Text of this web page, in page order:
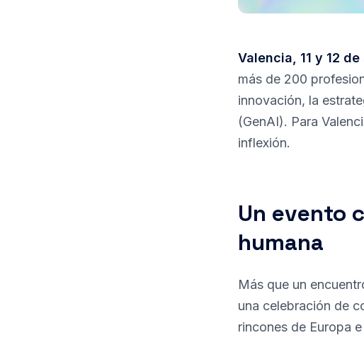
Valencia, 11 y 12
más de 200
innovación, la
(GenAI). Para
inflexión.
Un evento
humana
Más que un
una celebración de
rincones de Europa